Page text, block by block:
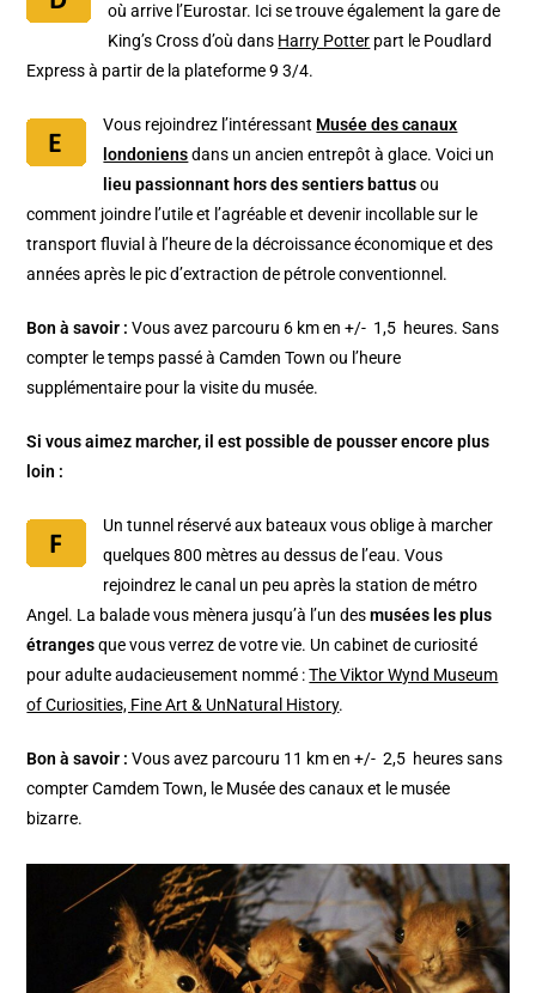
où arrive l’Eurostar. Ici se trouve également la gare de
King’s Cross d’où dans Harry Potter part le Poudlard
Express à partir de la plateforme 9 3/4.
Vous rejoindrez l’intéressant Musée des canaux
londoniensdans un ancien entrepôt à glace. Voici un
lieu passionnant hors des sentiers battusou
comment joindre l’utile et l’agréable et devenir incollable sur le
transport fluvial à l’heure de la décroissance économique et des
années après le pic d’extraction de pétrole conventionnel.
Bon à savoir : Vous avez parcouru 6 km en +/- 1,5 heures. Sans
compter le temps passé à Camden Town ou l’heure
supplémentaire pour la visite du musée.
Si vous aimez marcher, il est possible de pousser encore plus
loin :
Un tunnel réservé aux bateaux vous oblige à marcher
quelques 800 mètres au dessus de l’eau. Vous
rejoindrez le canal un peu après la station de métro
Angel. La balade vous mènera jusqu’à l’un desmusées les plus
étrangesque vous verrez de votre vie. Un cabinet de curiosité
pour adulte audacieusement nommé :The Viktor Wynd Museum
of Curiosities, Fine Art & UnNatural History.
Bon à savoir : Vous avez parcouru 11 km en +/- 2,5 heures sans
compter Camdem Town, le Musée des canaux et le musée
bizarre.